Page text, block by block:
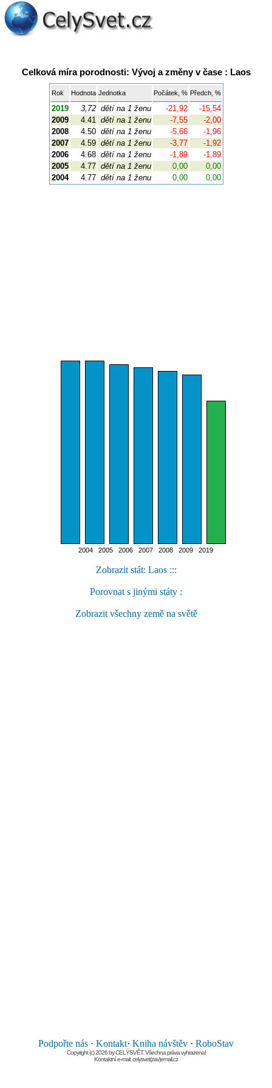
Celková míra porodnosti: Vývoj a změny v čase : Laos
Rok Hodnota Jednotka Počátek, % Předch, %
2019 3,72 dětí na 1 ženu -21,92
-15,54
2009
4.41 dětí na 1 ženu -7,55
-2,00
2008
4.50 dětí na 1 ženu -5,66
-1,96
2007
4.59 dětí na 1 ženu -3,77
-1,92
2006
4.68 dětí na 1 ženu -1,89
-1,89
2005
4.77 dětí na 1 ženu 0,00
0,00
2004
4.77 dětí na 1 ženu 0,00 0,00
2004 2005 2006 2007 2008 2009 2019
Zobrazit stát: Laos :::
Porovnat s jinými státy :
Zobrazit všechny země na světě
Podpořte nás · Kontakt· Kniha návštěv · RoboStav
Copyright (c) 2026 by CELÝSVĚT. Všechna práva vyhrazena!
Kontaktní e-mail: celysvet(zav)email.cz